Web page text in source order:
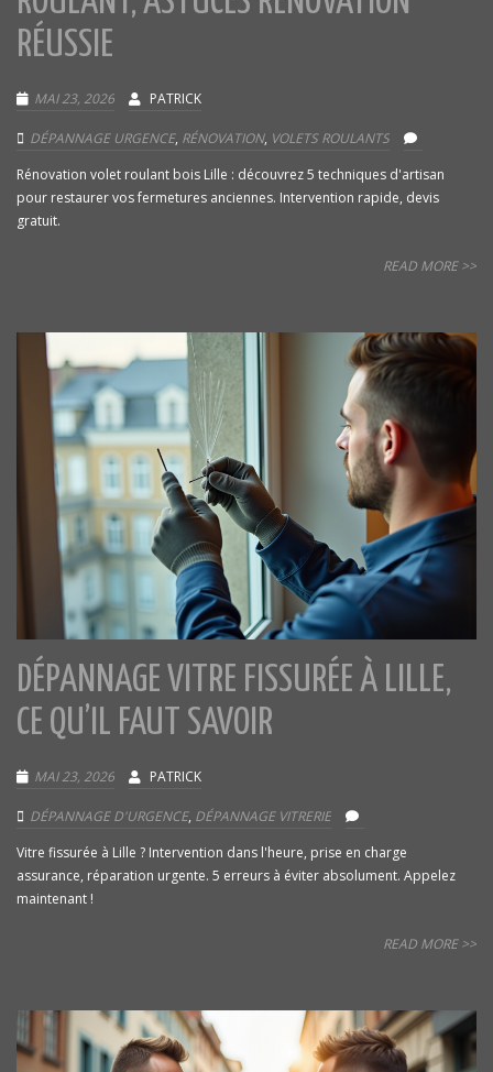
RÉUSSIE
MAI 23, 2026 PATRICK
DÉPANNAGE URGENCE, RÉNOVATION, VOLETS ROULANTS
Rénovation volet roulant bois Lille : découvrez 5 techniques d'artisan
pour restaurer vos fermetures anciennes. Intervention rapide, devis
gratuit.
READ MORE >>
DÉPANNAGE VITRE FISSURÉE À LILLE,
CE QU’IL FAUT SAVOIR
MAI 23, 2026 PATRICK
DÉPANNAGE D'URGENCE, DÉPANNAGE VITRERIE
Vitre fissurée à Lille ? Intervention dans l'heure, prise en charge
assurance, réparation urgente. 5 erreurs à éviter absolument. Appelez
maintenant !
READ MORE >>